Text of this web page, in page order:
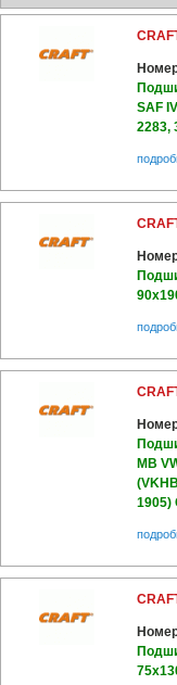
SAF
2283,
MB
1905)